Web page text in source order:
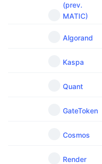
(prev.
MATIC)
Algorand
Kaspa
Quant
GateToken
Cosmos
Render